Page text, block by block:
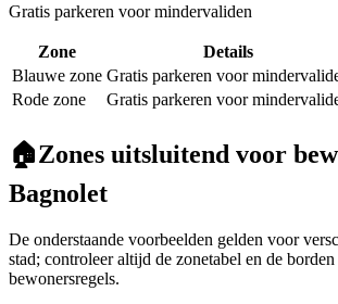
Gratis parkeren voor mindervaliden
Zone
Details
Blauwe zone Gratis parkeren voor
Rode zone
Gratis parkeren voor
🏠Zones uitsluitend voor
Bagnolet
De onderstaande voorbeelden gelden voor
stad; controleer altijd de zonetabel en de
bewonersregels.